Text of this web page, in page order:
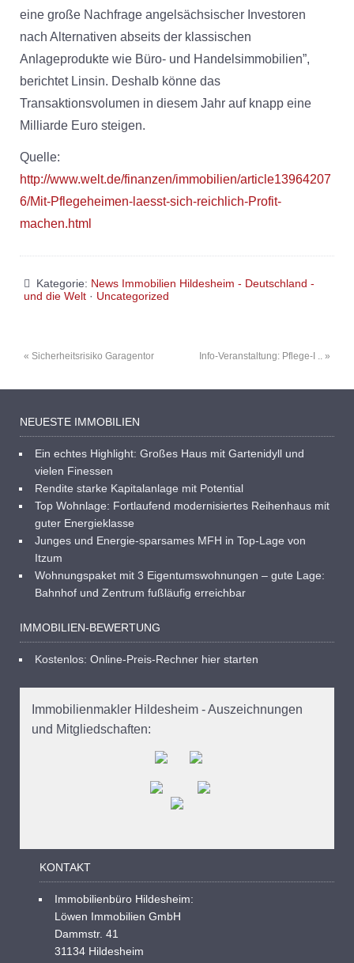
eine große Nachfrage angelsächsischer Investoren
nach Alternativen abseits der klassischen
Anlageprodukte wie Büro- und Handelsimmobilien”,
berichtet Linsin. Deshalb könne das
Transaktionsvolumen in diesem Jahr auf knapp eine
Milliarde Euro steigen.
Quelle:
http://www.welt.de/finanzen/immobilien/article13964207
6/Mit-Pflegeheimen-laesst-sich-reichlich-Profit-
machen.html
Kategorie: News Immobilien Hildesheim - Deutschland -
und die Welt · Uncategorized
« Sicherheitsrisiko Garagentor Info-Veranstaltung: Pflege-I .. »
NEUESTE IMMOBILIEN
Ein echtes Highlight: Großes Haus mit Gartenidyll und
vielen Finessen
Rendite starke Kapitalanlage mit Potential
Top Wohnlage: Fortlaufend modernisiertes Reihenhaus mit
guter Energieklasse
Junges und Energie-sparsames MFH in Top-Lage von
Itzum
Wohnungspaket mit 3 Eigentumswohnungen – gute Lage:
Bahnhof und Zentrum fußläufig erreichbar
IMMOBILIEN-BEWERTUNG
Kostenlos: Online-Preis-Rechner hier starten
Immobilienmakler Hildesheim - Auszeichnungen
und Mitgliedschaften:
KONTAKT
Immobilienbüro Hildesheim:
Löwen Immobilien GmbH
Dammstr. 41
31134 Hildesheim